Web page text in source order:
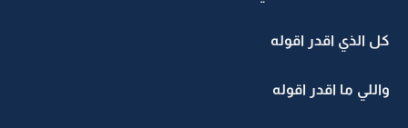
كل الذي اقدر اقوله
واللي ما اقدر اقوله